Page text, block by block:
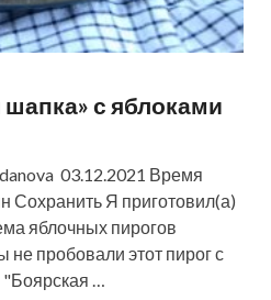
с яблоками
03.12.2021 Время
Сохранить Я приготовил(а)
яблочных пирогов
не пробовали этот пирог с
…